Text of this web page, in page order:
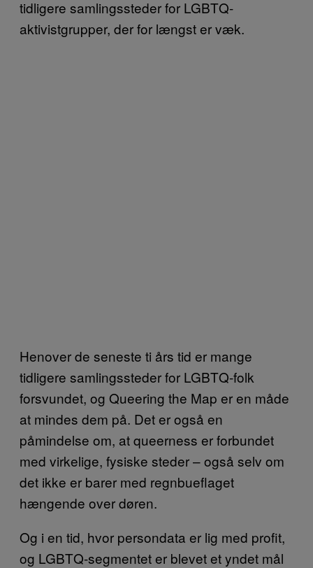
tidligere samlingssteder for LGBTQ-
aktivistgrupper, der for længst er væk.
Henover de seneste ti års tid er mange
tidligere samlingssteder for LGBTQ-folk
forsvundet, og Queering the Map er en måde
at mindes dem på. Det er også en
påmindelse om, at queerness er forbundet
med virkelige, fysiske steder – også selv om
det ikke er barer med regnbueflaget
hængende over døren.
Og i en tid, hvor persondata er lig med profit,
og LGBTQ-segmentet er blevet et yndet mål